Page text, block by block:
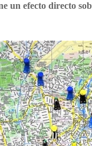
un efecto directo